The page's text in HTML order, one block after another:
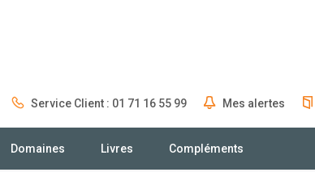
Service Client : 01 71 16 55 99 Mes alertes
Domaines Livres Compléments